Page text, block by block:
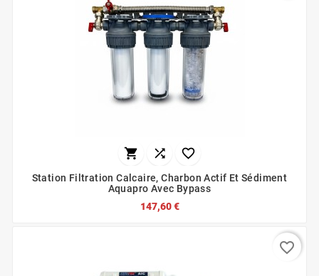
  
Station Filtration Calcaire, Charbon Actif Et Sédiment
Aquapro Avec Bypass
147,60 €
favorite_border